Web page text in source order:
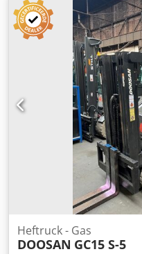
Heftruck - Gas
DOOSAN GC15 S-5